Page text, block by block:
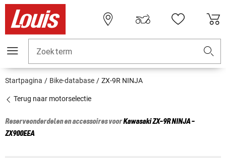
Zoekterm
Startpagina Bike-database ZX-9R NINJA
Terug naar motorselectie
Reserveonderdelen en accessoires voorKawasakiZX-9R NINJA -
ZX900EEA